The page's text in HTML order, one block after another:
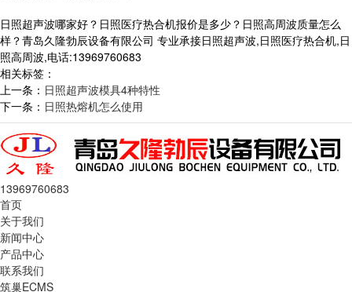
日照超声波哪家好？日照医疗热合机报价是多少？日照高周波质量怎么
样？青岛久隆勃辰设备有限公司 专业承接日照超声波,日照医疗热合机,日
照高周波,电话:13969760683
相关标签：
上一条： 日照超声波模具4种特性
下一条： 日照热熔机怎么使用
13969760683
首页
关于我们
新闻中心
产品中心
联系我们
筑巢ECMS